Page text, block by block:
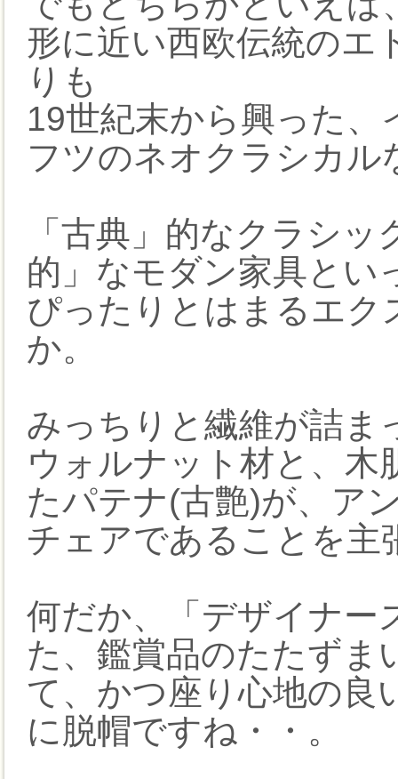
形に近い西欧伝統のエ
りも
19世紀末から興った
フツのネオクラシカル
「古典」的なクラシ
的」なモダン家具とい
ぴったりとはまるエ
か。
みっちりと繊維が詰ま
ウォルナット材と、木
たパテナ(古艶)が、ア
チェアであることを主
何だか、「デザイナー
た、鑑賞品のたたずま
て、かつ座り心地の良
に脱帽ですね・・。